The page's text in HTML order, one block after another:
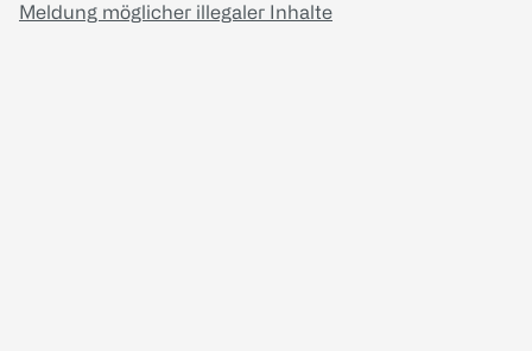
Meldung möglicher illegaler Inhalte